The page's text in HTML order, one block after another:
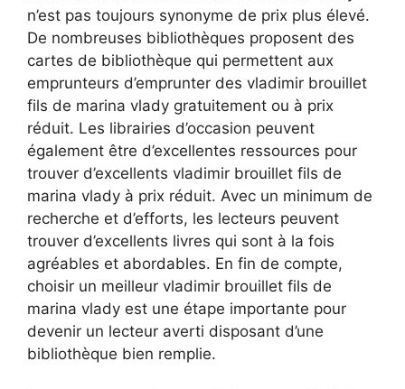
n’est pas toujours synonyme de prix plus élevé.
De nombreuses bibliothèques proposent des
cartes de bibliothèque qui permettent aux
emprunteurs d’emprunter des vladimir brouillet
fils de marina vlady gratuitement ou à prix
réduit. Les librairies d’occasion peuvent
également être d’excellentes ressources pour
trouver d’excellents vladimir brouillet fils de
marina vlady à prix réduit. Avec un minimum de
recherche et d’efforts, les lecteurs peuvent
trouver d’excellents livres qui sont à la fois
agréables et abordables. En fin de compte,
choisir un meilleur vladimir brouillet fils de
marina vlady est une étape importante pour
devenir un lecteur averti disposant d’une
bibliothèque bien remplie.